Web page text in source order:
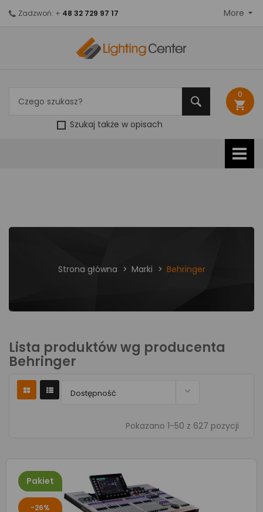
Szukaj także w opisach
0
shopping_cart
Zadzwoń: + 48 32 729 97 17 More
Strona główna Marki Behringer
Lista produktów wg producenta
Behringer
Dostępność 
Pokazano 1-50 z 627 pozycji
Pakiet
-26%